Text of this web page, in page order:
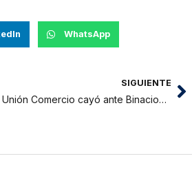
WhatsApp
SIGUIENTE
Nueva Cajamarca: Unión Comercio cayó ante Binacional